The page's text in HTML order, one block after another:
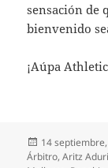
sensación de
bienvenido
¡Aúpa
Publicado
el
14
Árbitro,Aritz